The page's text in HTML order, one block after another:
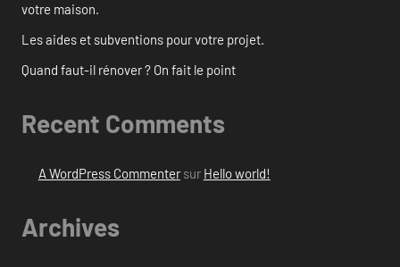
votre maison.
Les aides et subventions pour votre projet.
Quand faut-il rénover ? On fait le point
Recent Comments
A WordPress Commentersur Hello world!
Archives